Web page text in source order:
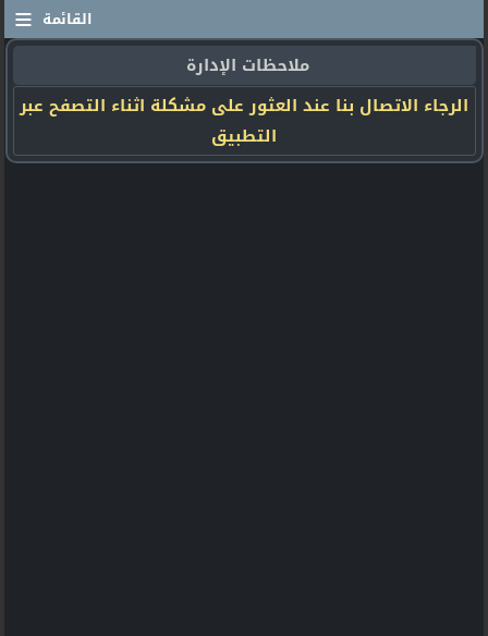
≡ القائمة
ملاحظات الإدارة
الرجاء الاتصال بنا عند العثور على مشكلة اثناء التصفح عبر
التطبيق